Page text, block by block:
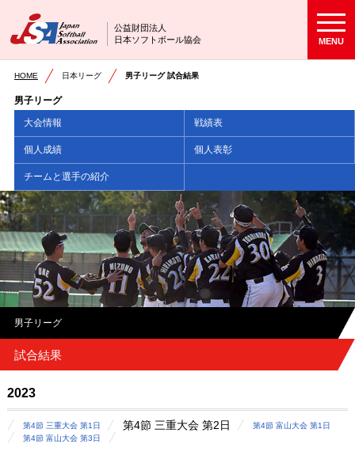
公益財団法人
日本ソフトボール協会
MENU
HOME 日本リーグ 男子リーグ 試合結果
男子リーグ
大会情報
戦績表
個人成績 個人表彰
チームと選手の紹介
男子リーグ
試合結果
2023
第4節 三重大会 第1日 第4節 三重大会 第2日
第4節 富山大会 第1日
第4節 富山大会 第3日